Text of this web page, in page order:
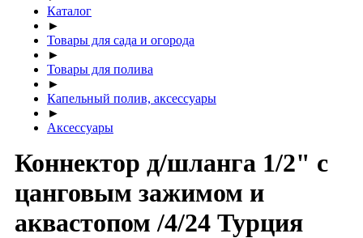
Каталог
►
Товары для сада и огорода
►
Товары для полива
►
Капельный полив, аксессуары
►
Аксессуары
Коннектор д/шланга 1/2" с
цанговым зажимом и
аквастопом /4/24 Турция